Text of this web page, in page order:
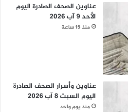
عناوين الصحف الصادرة اليوم
الأحد 9 آب 2026
منذ 15 ساعة
عناوين وأسرار الصحف الصادرة
اليوم السبت 8 آب 2026
منذ يوم واحد